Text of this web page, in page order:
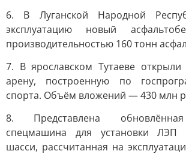
6. В Луганской Народной
эксплуатацию новый
производительностью 160 тонн
7. В ярославском Тутаеве
арену, построенную по
спорта. Объём вложений — 430 млн
8. Представлена
спецмашина для установки ЛЭП
шасси, рассчитанная на